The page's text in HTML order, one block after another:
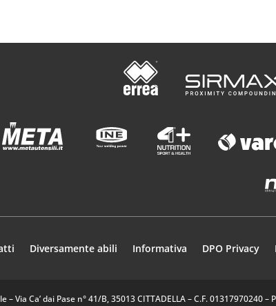
Diversamente abili Informativa DPO Privacy
Via Ca’ dai Pase n° 41/B, 35013 CITTADELLA – C.F.